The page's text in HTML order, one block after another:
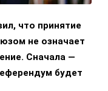
что принятие
не означает
Сначала —
будет